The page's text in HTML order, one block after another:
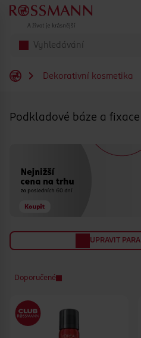
Přeskočit na hlavmní obsah
Dekorativní kosmetika
Podkladové báze a
UPRAVIT
Doporučené